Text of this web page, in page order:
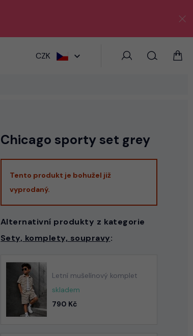
CZK
Chicago sporty set grey
Tento produkt je bohužel již
vyprodaný.
Alternativní produkty z kategorie
Sety, komplety, soupravy:
Letní mušelínový komplet
skladem
790 Kč